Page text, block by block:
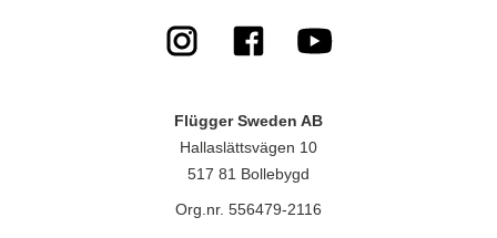
Flügger Sweden AB
Hallaslättsvägen 10
517 81 Bollebygd
Org.nr. 556479-2116